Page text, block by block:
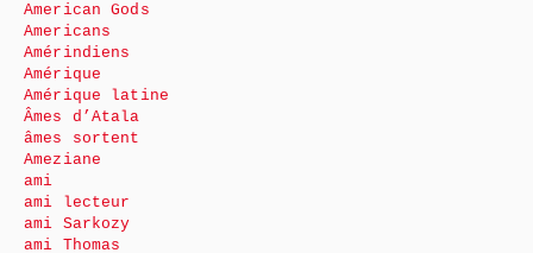
American Gods
Americans
Amérindiens
Amérique
Amérique latine
Âmes d’Atala
âmes sortent
Ameziane
ami
ami lecteur
ami Sarkozy
ami Thomas